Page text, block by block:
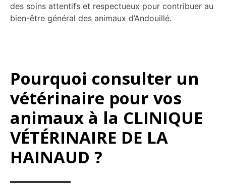
des soins attentifs et respectueux pour contribuer au
bien-être général des animaux d’Andouillé.
Pourquoi consulter un
vétérinaire pour vos
animaux à la CLINIQUE
VÉTÉRINAIRE DE LA
HAINAUD ?